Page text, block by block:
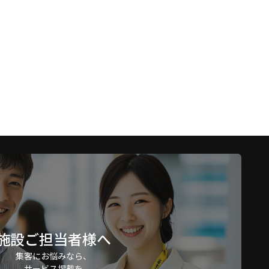
設ご担当者様へ
集客にお悩みなら、